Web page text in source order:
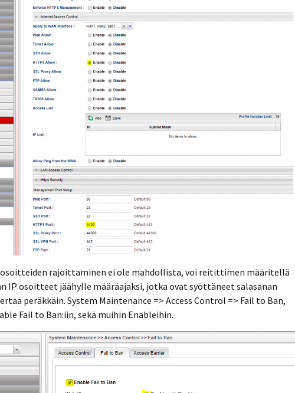
osoitteiden rajoittaminen ei ole mahdollista, voi reitittimen määritellä
IP osoitteet jäähylle määräajaksi, jotka ovat syöttäneet salasanan
peräkkäin. System Maintenance => Access Control => Fail to Ban,
Fail to Ban:iin, sekä muihin Enableihin.